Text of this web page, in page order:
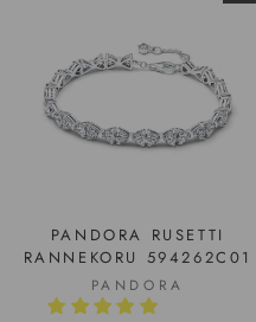
PANDORA RUSETTI
RANNEKORU 594262C01
PANDORA